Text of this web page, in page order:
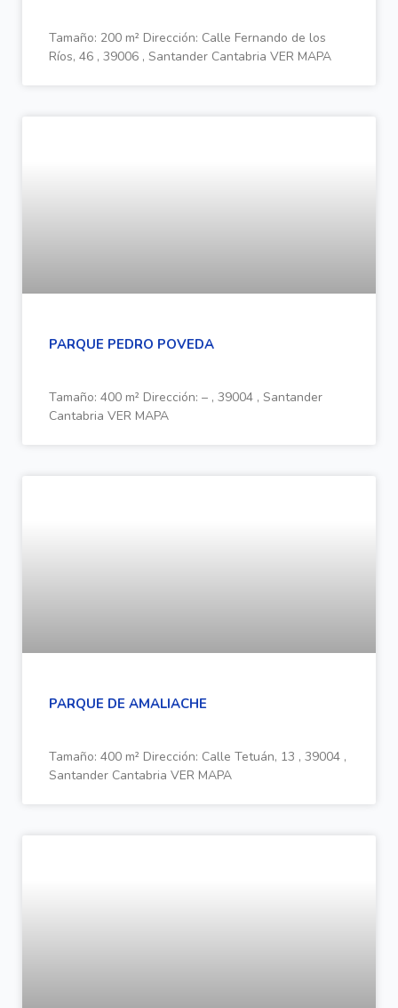
Tamaño: 200 m² Dirección: Calle Fernando de los
Ríos, 46 , 39006 , Santander Cantabria VER MAPA
PARQUE PEDRO POVEDA
Tamaño: 400 m² Dirección: – , 39004 , Santander
Cantabria VER MAPA
PARQUE DE AMALIACHE
Tamaño: 400 m² Dirección: Calle Tetuán, 13 , 39004 ,
Santander Cantabria VER MAPA